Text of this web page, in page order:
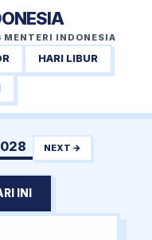
MENTERI INDONESIA
HARI LIBUR
NEXT →
INI